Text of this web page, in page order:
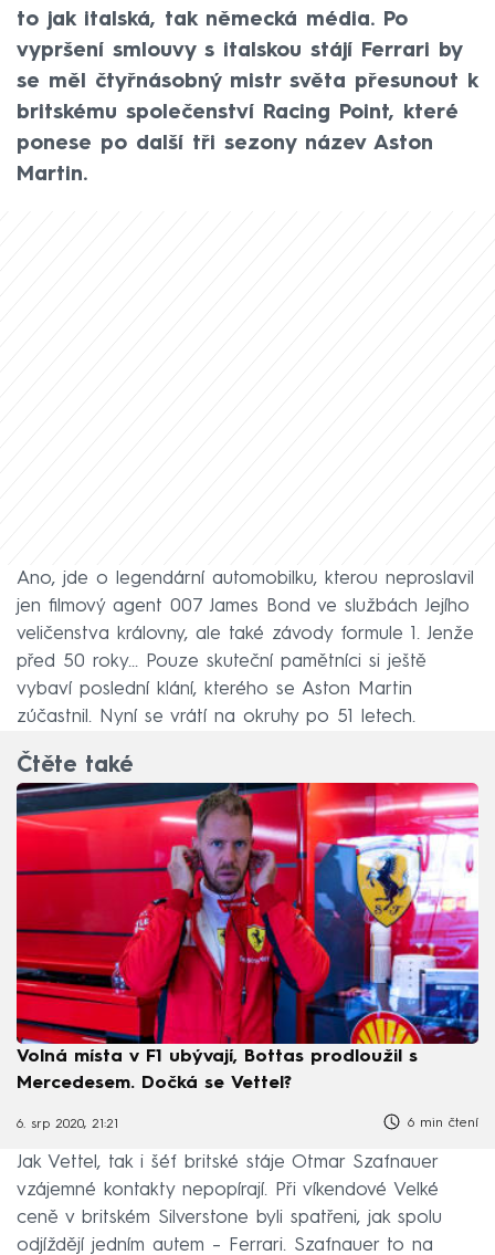
to jak italská, tak německá média. Po
vypršení smlouvy s italskou stájí Ferrari by
se měl čtyřnásobný mistr světa přesunout k
britskému společenství Racing Point, které
ponese po další tři sezony název Aston
Martin.
Ano, jde o legendární automobilku, kterou neproslavil
jen filmový agent 007 James Bond ve službách Jejího
veličenstva královny, ale také závody formule 1. Jenže
před 50 roky... Pouze skuteční pamětníci si ještě
vybaví poslední klání, kterého se Aston Martin
zúčastnil. Nyní se vrátí na okruhy po 51 letech.
Čtěte také
Volná místa v F1 ubývají, Bottas prodloužil s
Mercedesem. Dočká se Vettel?
6. srp 2020, 21:21 6 min čtení
Jak Vettel, tak i šéf britské stáje Otmar Szafnauer
vzájemné kontakty nepopírají. Při víkendové Velké
ceně v britském Silverstone byli spatřeni, jak spolu
odjíždějí jedním autem – Ferrari. Szafnauer to na